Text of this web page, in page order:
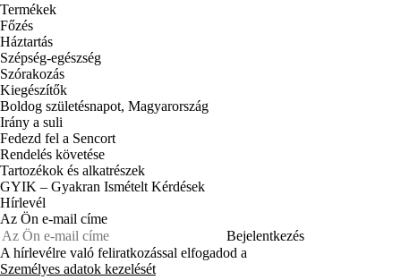
Termékek
Főzés
Háztartás
Szépség-egészség
Szórakozás
Kiegészítők
Boldog születésnapot, Magyarország
Irány a suli
Fedezd fel a Sencort
Rendelés követése
Tartozékok és alkatrészek
GYIK – Gyakran Ismételt Kérdések
Hírlevél
Az Ön e-mail címe
Bejelentkezés
A hírlevélre való feliratkozással elfogadod a
Személyes adatok kezelését